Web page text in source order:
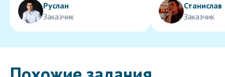
Руслан
Заказчик
Станислав
Заказчик